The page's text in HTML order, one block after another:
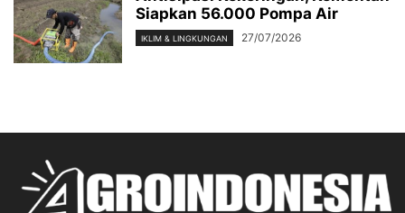
Siapkan 56.000 Pompa Air
IKLIM & LINGKUNGAN 27/07/2026